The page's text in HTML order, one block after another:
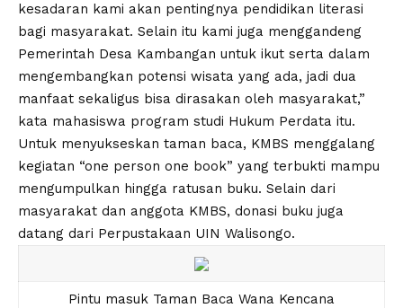
kesadaran kami akan pentingnya pendidikan literasi
bagi masyarakat. Selain itu kami juga menggandeng
Pemerintah Desa Kambangan untuk ikut serta dalam
mengembangkan potensi wisata yang ada, jadi dua
manfaat sekaligus bisa dirasakan oleh masyarakat,”
kata mahasiswa program studi Hukum Perdata itu.
Untuk menyukseskan taman baca, KMBS menggalang
kegiatan “one person one book” yang terbukti mampu
mengumpulkan hingga ratusan buku. Selain dari
masyarakat dan anggota KMBS, donasi buku juga
datang dari Perpustakaan UIN Walisongo.
Pintu masuk Taman Baca Wana Kencana